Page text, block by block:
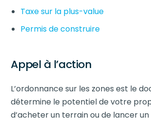
Taxe sur la plus-value
Permis de construire
Appel à l’action
L’ordonnance sur les zones est le
détermine le potentiel de votre
d’acheter un terrain ou de lancer